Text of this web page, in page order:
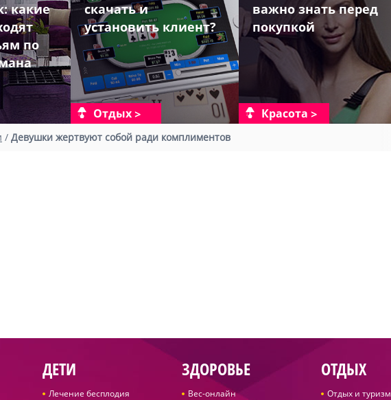
какие
по
скачать и
установить клиент?
Отдых
важно знать перед
покупкой
Красота
/ Девушки жертвуют собой ради комплиментов
ДЕТИ
Лечение бесплодия
ЗДОРОВЬЕ
Вес-онлайн
ОТДЫХ
Отдых и туризм